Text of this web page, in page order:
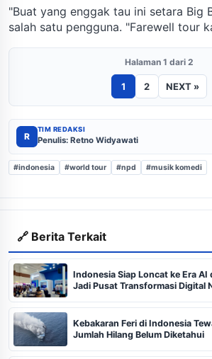
"Buat yang enggak tau ini setara Big
salah satu pengguna. "Farewell tour
Halaman 1 dari 2
1 2 NEXT »
R
TIM REDAKSI
Penulis: Retno Widyawati
#indonesia #world tour #npd #musik komedi
🔗 Berita Terkait
Indonesia Siap Loncat ke Era
Jadi Pusat Transformasi Digital
Kebakaran Feri di Indonesia
Jumlah Hilang Belum Diketahui